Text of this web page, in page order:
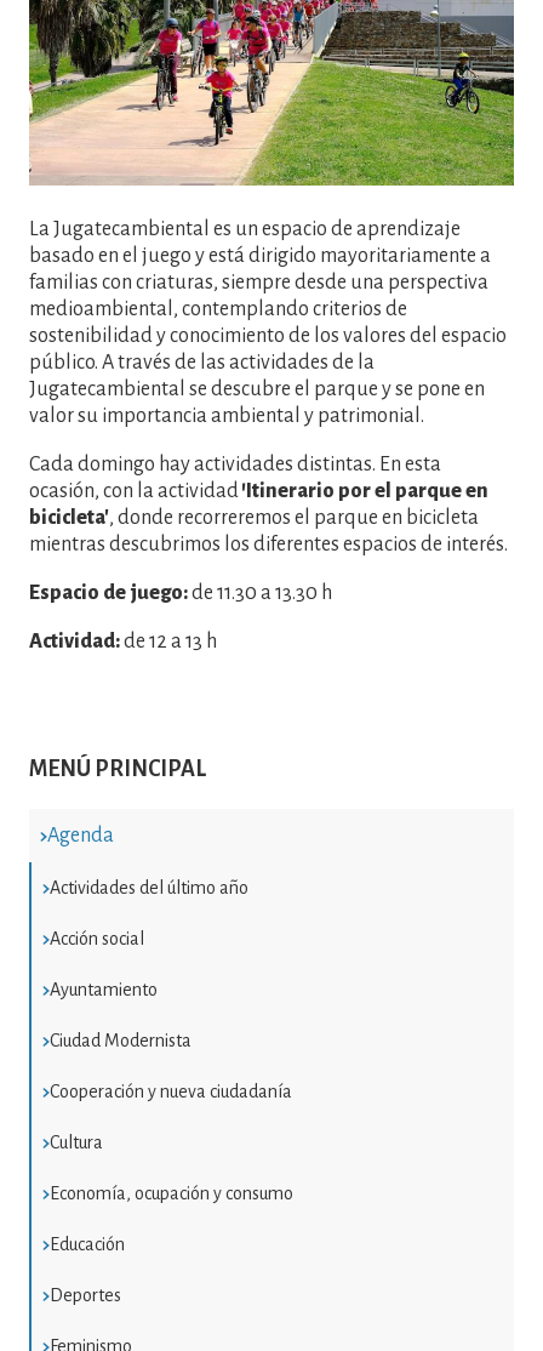
MENÚ PRINCIPAL
Agenda
Actividades del último año
Acción social
Ayuntamiento
Ciudad Modernista
Cooperación y nueva ciudadanía
Cultura
Economía, ocupación y consumo
Educación
Deportes
Feminismo
La Jugatecambiental es un espacio de aprendizaje
basado en el juego y está dirigido mayoritariamente a
familias con criaturas, siempre desde una perspectiva
medioambiental, contemplando criterios de
sostenibilidad y conocimiento de los valores del espacio
público. A través de las actividades de la
Jugatecambiental se descubre el parque y se pone en
valor su importancia ambiental y patrimonial.
Cada domingo hay actividades distintas. En esta
ocasión, con la actividad'Itinerario por el parque en
bicicleta', donde recorreremos el parque en bicicleta
mientras descubrimos los diferentes espacios de interés.
Espacio de juego:de 11.30 a 13.30 h
Actividad:de 12 a 13 h